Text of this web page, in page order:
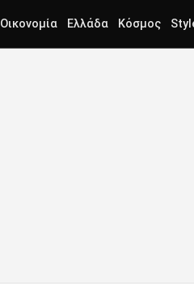
Οικονομία Ελλάδα Κόσμος